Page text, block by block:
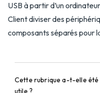
USB à partir d’un
Client diviser des
composants séparés pour
Cette rubrique a-t-elle été
utile ?